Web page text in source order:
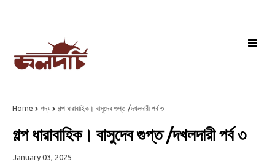
Home গদ্য গল্প ধারাবাহিক। বাসুদেব গুপ্ত /দখলদারী পর্ব ৩
গল্প ধারাবাহিক। বাসুদেব গুপ্ত /দখলদারী পর্ব ৩
January 03, 2025